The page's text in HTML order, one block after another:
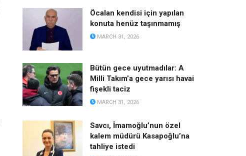
Öcalan kendisi için yapılan
konuta henüz taşınmamış
MARCH 31, 2026
Bütün gece uyutmadılar: A
Milli Takım’a gece yarısı havai
fişekli taciz
MARCH 31, 2026
Savcı, İmamoğlu’nun özel
kalem müdürü Kasapoğlu’na
tahliye istedi